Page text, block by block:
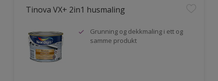
Tinova VX+ 2in1 husmaling
Grunning og dekkmaling i ett og
samme produkt